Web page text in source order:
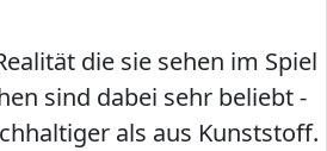
die sie sehen im Spiel
sind dabei sehr beliebt -
als aus Kunststoff.